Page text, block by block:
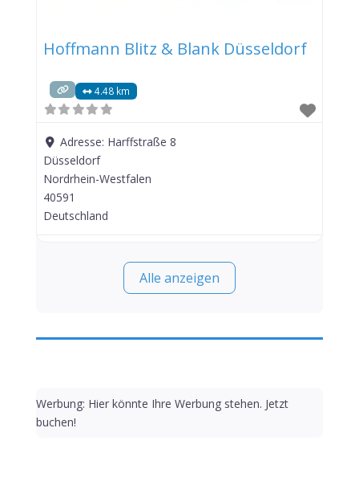
Hoffmann Blitz & Blank Düsseldorf
4.48 km
Adresse: Harffstraße 8
Düsseldorf
Nordrhein-Westfalen
40591
Deutschland
Alle anzeigen
Werbung: Hier könnte Ihre Werbung stehen. Jetzt
buchen!